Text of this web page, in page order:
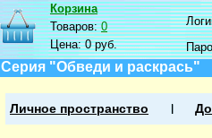
Корзина
Товаров:0
Цена:0 руб.
Серия "Обведи и раскрась"
Личное пространство